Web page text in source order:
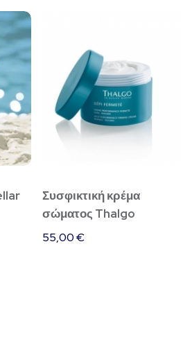
Συσφικτική κρέμα
σώματος Thalgo
55,00€